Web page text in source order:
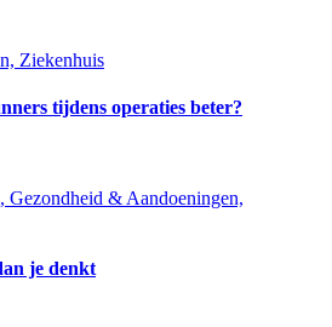
Ziekenhuis
tijdens operaties beter?
Gezondheid & Aandoeningen,
je denkt